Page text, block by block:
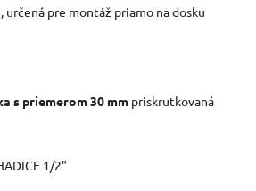
určená pre montáž priamo na dosku
s priemerom 30 mm priskrutkovaná
1/2"